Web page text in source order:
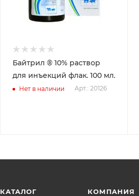
Байтрил ® 10% раствор
для инъекций флак. 100 мл.
Нет в наличии Арт.: 20126
КАТАЛОГ КОМПАНИЯ